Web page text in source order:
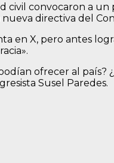
civil convocaron a
directiva del
en X, pero antes
ofrecer al
Susel Paredes.